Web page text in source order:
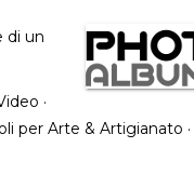
di un
·
per Arte & Artigianato ·